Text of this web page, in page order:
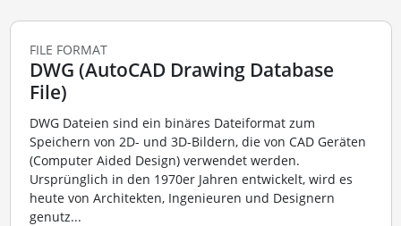
FILE FORMAT
DWG (AutoCAD Drawing Database
File)
DWG Dateien sind ein binäres Dateiformat zum
Speichern von 2D- und 3D-Bildern, die von CAD Geräten
(Computer Aided Design) verwendet werden.
Ursprünglich in den 1970er Jahren entwickelt, wird es
heute von Architekten, Ingenieuren und Designern
genutz...